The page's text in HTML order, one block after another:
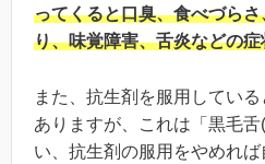
ってくると口臭、食べづら
り、味覚障害、舌炎などの
また、抗生剤を服用してい
ありますが、これは「黒毛舌(
い、抗生剤の服用をやめれ